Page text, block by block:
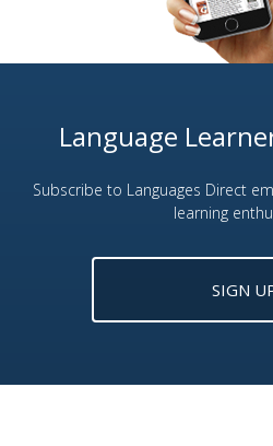
Language
Subscribe to Languages Direct
learning
SIGN